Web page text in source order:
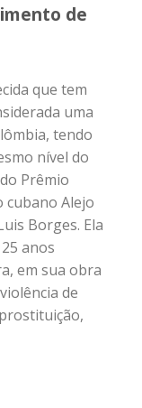
de
que tem
uma
tendo
nível do
Prêmio
cubano Alejo
Borges. Ela
anos
em sua obra
de